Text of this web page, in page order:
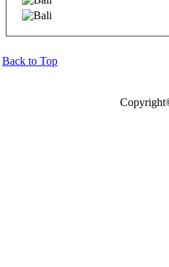
Back to Top